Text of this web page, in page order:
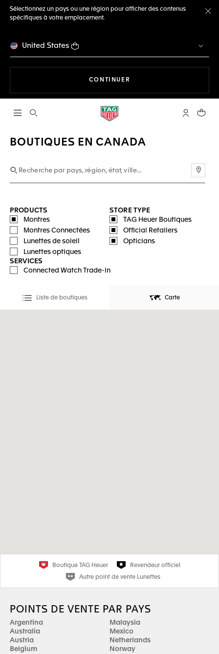
Sélectionnez un pays ou une région pour afficher des contenus
spécifiques à votre emplacement.
United States
CONTINUER
Ouvrir la barre de recherche Compte My
Votre
BOUTIQUES EN CANADA
PRODUCTS
Montres
Montres Connectées
Lunettes de soleil
Lunettes optiques
STORE TYPE
TAG Heuer Boutiques
Official Retailers
Opticians
SERVICES
Connected Watch Trade-in
Liste de boutiques Carte
Boutique TAG Heuer
Revendeur officiel
Autre point de vente Lunettes
POINTS DE VENTE PAR PAYS
Argentina
Australia
Austria
Belgium
Malaysia
Mexico
Netherlands
Norway